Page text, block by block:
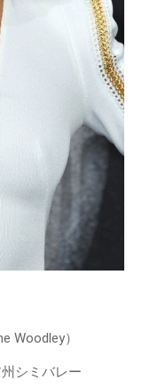
Woodley）
シミバレー